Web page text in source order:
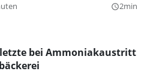
query_builder2min
bei Ammoniakaustritt